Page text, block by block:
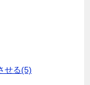
せる(5)